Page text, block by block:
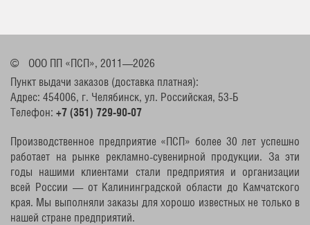
©
ООО ПП «ПСП», 2011—2026
Пункт выдачи заказов (доставка платная):
Адрес: 454006, г. Челябинск, ул. Российская, 53-Б
Телефон: +7 (351) 729-90-07
Производственное предприятие «ПСП» более 30 лет успешно
работает на рынке рекламно-сувенирной продукции. За эти
годы нашими клиентами стали предприятия и организации
всей России — от Калининградской области до Камчатского
края. Мы выполняли заказы для хорошо известных не только в
нашей стране предприятий.